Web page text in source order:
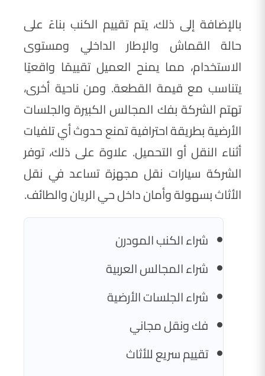
بالإضافة إلى ذلك، يتم تقييم الكنب بناءً على
حالة القماش والإطار الداخلي ومستوى
الاستخدام، مما يمنح العميل تقييمًا واقعيًا
يتناسب مع قيمة القطعة. ومن ناحية أخرى،
تهتم الشركة بفك المجالس الكبيرة والجلسات
الأرضية بطريقة احترافية تمنع حدوث أي تلفيات
أثناء النقل أو التحميل. علاوة على ذلك، توفر
الشركة سيارات نقل مجهزة تساعد في نقل
الأثاث بسهولة وأمان داخل حي الريان والطائف.
شراء الكنب المودرن
شراء المجالس العربية
شراء الجلسات الأرضية
فك ونقل مجاني
تقييم سريع للأثاث